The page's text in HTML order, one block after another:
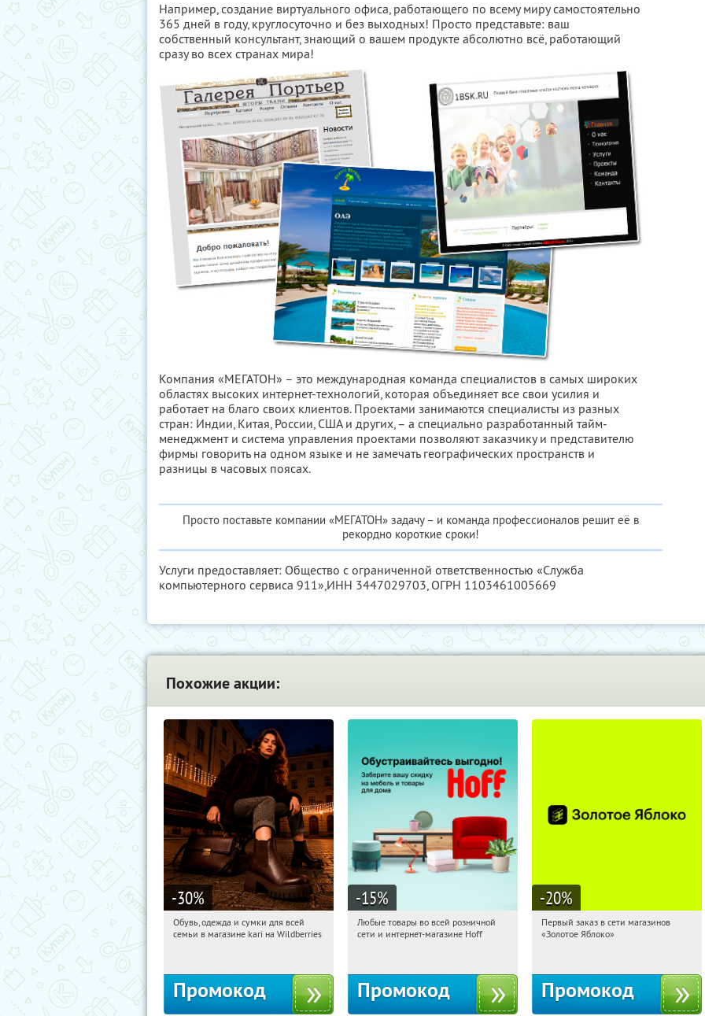
Например, создание виртуального офиса, работающего по всему миру самостоятельно
365 дней в году, круглосуточно и без выходных! Просто представьте: ваш
собственный консультант, знающий о вашем продукте абсолютно всё, работающий
сразу во всех странах мира!
Компания «МЕГАТОН» – это международная команда специалистов в самых широких
областях высоких интернет-технологий, которая объединяет все свои усилия и
работает на благо своих клиентов. Проектами занимаются специалисты из разных
стран: Индии, Китая, России, США и других, – а специально разработанный тайм-
менеджмент и система управления проектами позволяют заказчику и представителю
фирмы говорить на одном языке и не замечать географических пространств и
разницы в часовых поясах.
Просто поставьте компании «МЕГАТОН» задачу – и команда профессионалов решит её в
рекордно короткие сроки!
Услуги предоставляет: Общество с ограниченной ответственностью «Служба
компьютерного сервиса 911»,ИНН 3447029703, ОГРН 1103461005669
Похожие акции:
-30%
01:01:14 Получили:
Обувь, одежда и сумки для всей
семьи в магазине kari на Wildberries
Промокод
-15%
01:01:14 Получили:
Любые товары во всей розничной
сети и интернет-магазине Hoff
Промокод
-20%
01:01:14
Получи первым!
Первый заказ в сети магазинов
«Золотое Яблоко»
Промокод